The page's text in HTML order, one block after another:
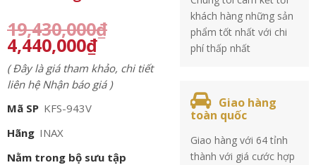
19,430,000₫
4,440,000₫
( Đây là giá tham khảo, chi tiết
liên hệ Nhận báo giá )
Mã SP KFS-943V
Hãng INAX
Nằm trong bộ sưu tập
khách hàng những sản
phẩm tốt nhất với chi
phí thấp nhất
Giao hàng
toàn quốc
Giao hàng với 64 tỉnh
thành với giá cước hợp